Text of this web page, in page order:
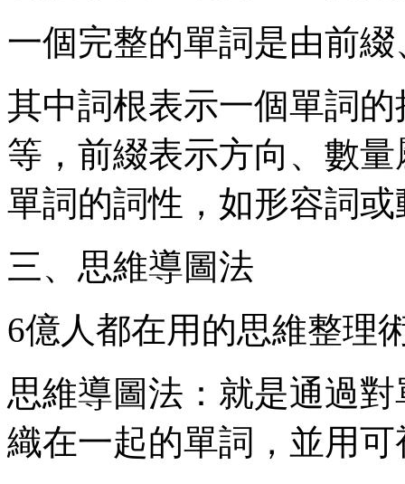
一個完整的單詞是由前
其中詞根表示一個單詞
等，前綴表示方向、數
單詞的詞性，如形容詞
三、思維導圖法
6億人都在用的思維整理
思維導圖法：就是通過
織在一起的單詞，並用